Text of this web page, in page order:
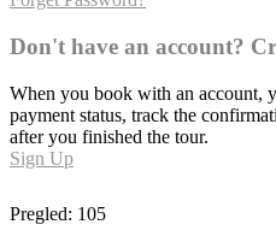
Don't have an account?
When you book with an account,
payment status, track the
after you finished the tour.
Sign Up
Pregled: 105